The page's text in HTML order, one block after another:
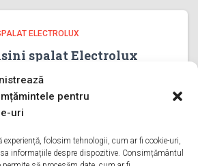
pentru
uri
experiență, folosim tehnologii, cum ar fi cookie-uri,
informațiile despre dispozitive. Consimțământul
ELECTROLUX
spalat Electrolux
Electrolux PRAHOVA Bine ati venit
de reparatii masini spalat Electrolux
sa faceti este sa ne sunati